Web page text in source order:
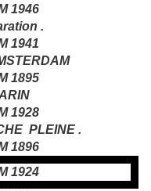
.
PLEINE .